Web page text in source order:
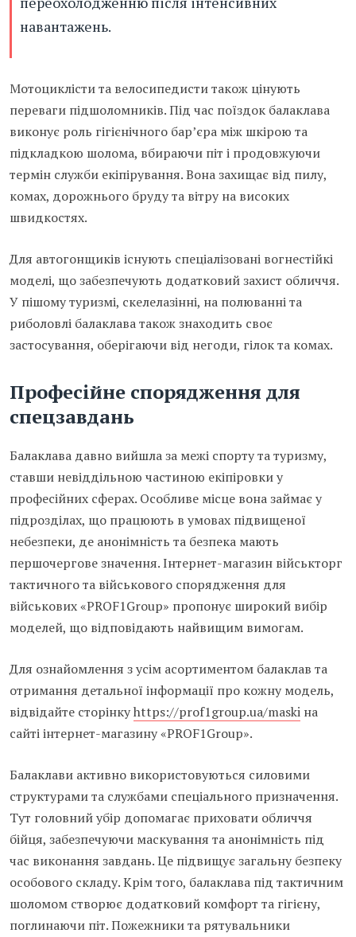
навантажень.
Мотоциклісти та велосипедисти також цінують
переваги підшоломників. Під час поїздок балаклава
виконує роль гігієнічного бар’єра між шкірою та
підкладкою шолома, вбираючи піт і продовжуючи
термін служби екіпірування. Вона захищає від пилу,
комах, дорожнього бруду та вітру на високих
швидкостях.
Для автогонщиків існують спеціалізовані вогнестійкі
моделі, що забезпечують додатковий захист обличчя.
У пішому туризмі, скелелазінні, на полюванні та
риболовлі балаклава також знаходить своє
застосування, оберігаючи від негоди, гілок та комах.
Професійне спорядження для
спецзавдань
Балаклава давно вийшла за межі спорту та туризму,
ставши невіддільною частиною екіпіровки у
професійних сферах. Особливе місце вона займає у
підрозділах, що працюють в умовах підвищеної
небезпеки, де анонімність та безпека мають
першочергове значення. Інтернет-магазин військторг
тактичного та військового спорядження для
військових «PROF1Group» пропонує широкий вибір
моделей, що відповідають найвищим вимогам.
Для ознайомлення з усім асортиментом балаклав та
отримання детальної інформації про кожну модель,
відвідайте сторінкуhttps://prof1group.ua/maski на
сайті інтернет-магазину «PROF1Group».
Балаклави активно використовуються силовими
структурами та службами спеціального призначення.
Тут головний убір допомагає приховати обличчя
бійця, забезпечуючи маскування та анонімність під
час виконання завдань. Це підвищує загальну безпеку
особового складу. Крім того, балаклава під тактичним
шоломом створює додатковий комфорт та гігієну,
поглинаючи піт. Пожежники та рятувальники